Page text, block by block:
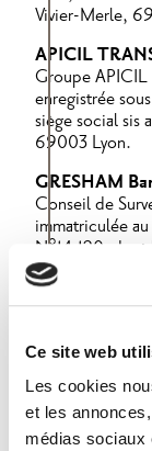
Ce site web
Les cookies
et les
médias sociaux
Vivier-Merle,
APICIL
Groupe APICIL
enregistrée
siège social sis
69003 Lyon.
GRESHAM
Conseil de
immatriculée
N°14.120, dont
Baume – CS
Établissement
l’ACPR 4,
ER24/